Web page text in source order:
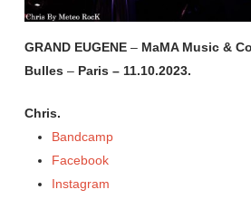
GRAND EUGENE – MaMA Music &
Bulles – Paris – 11.10.2023.
Chris.
Bandcamp
Facebook
Instagram